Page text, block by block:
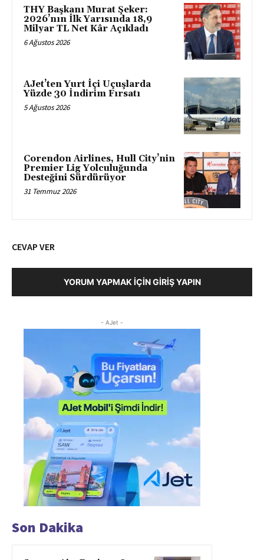
THY Başkanı Murat Şeker:
2026’nın İlk Yarısında 18,9
Milyar TL Net Kâr Açıkladı
6 Ağustos 2026
AJet’ten Yurt İçi Uçuşlarda
Yüzde 30 İndirim Fırsatı
5 Ağustos 2026
Corendon Airlines, Hull City’nin
Premier Lig Yolculuğunda
Desteğini Sürdürüyor
31 Temmuz 2026
CEVAP VER
YORUM YAPMAK İÇIN GIRIŞ YAPIN
- AJet -
Son Dakika